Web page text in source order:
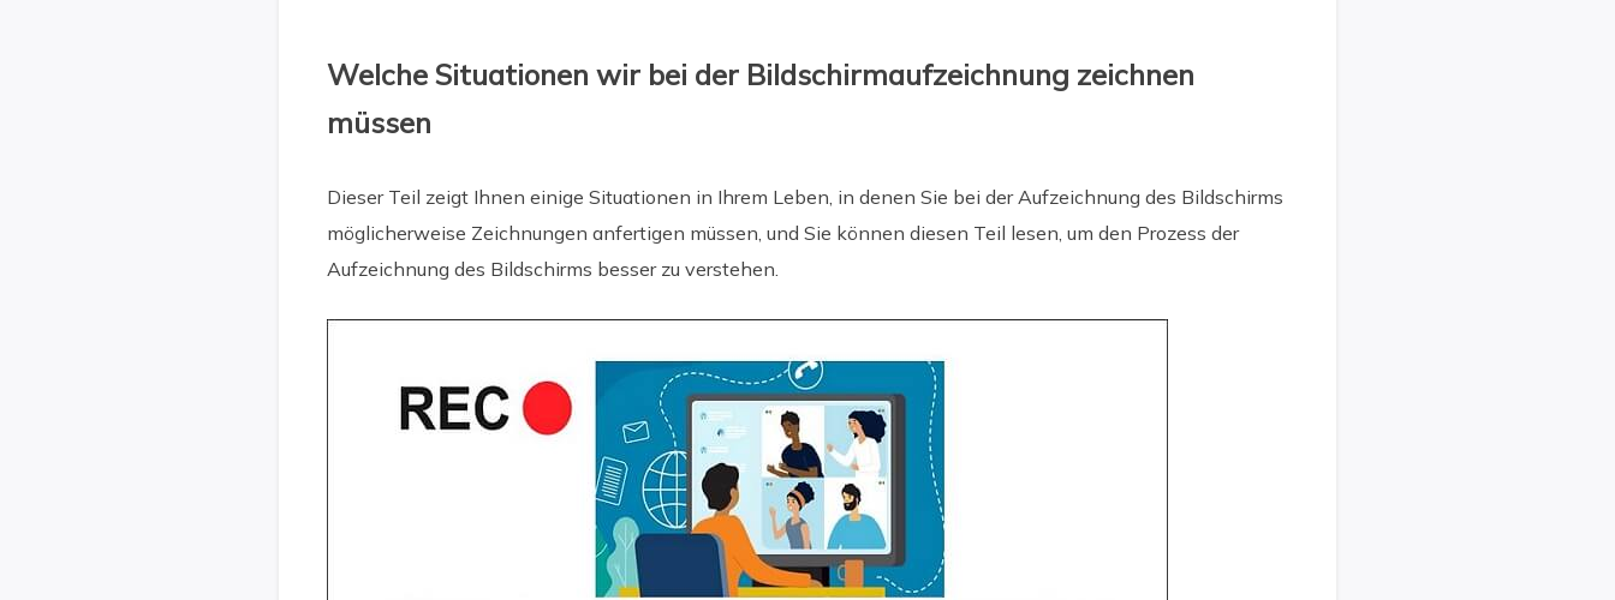
Welche Situationen wir bei der Bildschirmaufzeichnung zeichnen
müssen
Dieser Teil zeigt Ihnen einige Situationen in Ihrem Leben, in denen Sie bei der Aufzeichnung des Bildschirms
möglicherweise Zeichnungen anfertigen müssen, und Sie können diesen Teil lesen, um den Prozess der
Aufzeichnung des Bildschirms besser zu verstehen.